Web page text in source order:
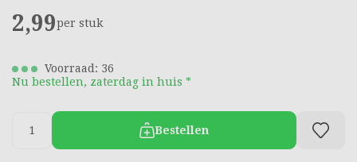
2,99per stuk
Voorraad: 36
Nu bestellen, zaterdag in huis *
Bestellen